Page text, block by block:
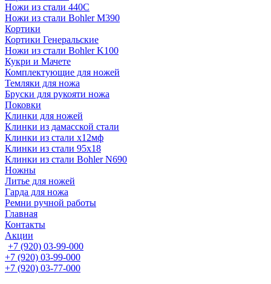
Ножи из стали 440С
Ножи из стали Bohler M390
Кортики
Кортики Генеральские
Ножи из стали Bohler K100
Кукри и Мачете
Комплектующие для ножей
Темляки для ножа
Бруски для рукояти ножа
Поковки
Клинки для ножей
Клинки из дамасской стали
Клинки из стали х12мф
Клинки из стали 95х18
Клинки из стали Bohler N690
Ножны
Литье для ножей
Гарда для ножа
Ремни ручной работы
Главная
Контакты
Акции
+7 (920) 03-99-000
+7 (920) 03-99-000
+7 (920) 03-77-000